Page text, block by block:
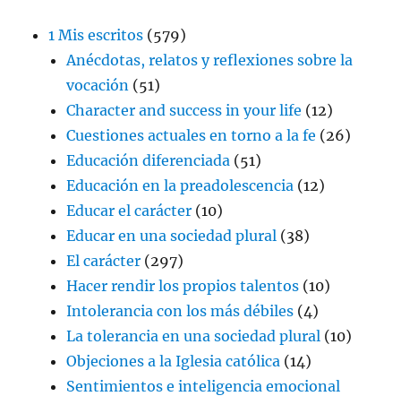
1 Mis escritos (579)
Anécdotas, relatos y reflexiones sobre la
vocación (51)
Character and success in your life (12)
Cuestiones actuales en torno a la fe (26)
Educación diferenciada (51)
Educación en la preadolescencia (12)
Educar el carácter (10)
Educar en una sociedad plural (38)
El carácter (297)
Hacer rendir los propios talentos (10)
Intolerancia con los más débiles (4)
La tolerancia en una sociedad plural (10)
Objeciones a la Iglesia católica (14)
Sentimientos e inteligencia emocional